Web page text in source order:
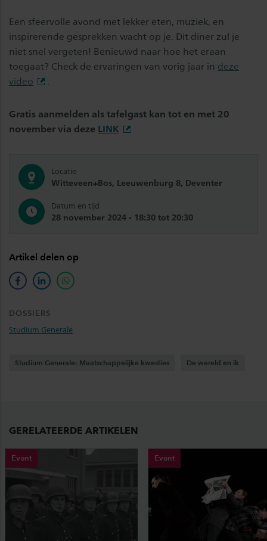
Een sfeervolle avond met lekker eten, muziek, en
inspirerende gesprekken wacht op je. Dit diner zul je
niet snel vergeten! Benieuwd naar hoe het eraan
toegaat? Check de ervaringen van vorig jaar in deze
video
.
Gratis aanmelden als tafelgast kan tot en met 20
november via deze LINK
Locatie
Witteveen+Bos, Leeuwenburg 8, Deventer
Datum en tijd
28 november 2024 - 18:30 tot 20:30
Artikel delen op
facebooklinkedinwhatsapp
DOSSIERS
Studium Generale
Studium Generale: Maatschappelijke kwesties De wereld en ik
GERELATEERDE ARTIKELEN
Event Event